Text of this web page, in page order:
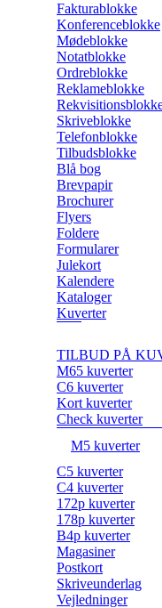
Fakturablokke
Konferenceblokke
Mødeblokke
Notatblokke
Ordreblokke
Reklameblokke
Skriveblokke
Telefonblokke
Tilbudsblokke
Blå bog
Brevpapir
Brochurer
Flyers
Foldere
Formularer
Julekort
Kalendere
Kataloger
Kuverter
TILBUD PÅ
M65 kuverter
C6 kuverter
Kort kuverter
Check kuverter
M5 kuverter
C5 kuverter
C4 kuverter
172p kuverter
178p kuverter
B4p kuverter
Magasiner
Postkort
Skriveunderlag
Vejledninger